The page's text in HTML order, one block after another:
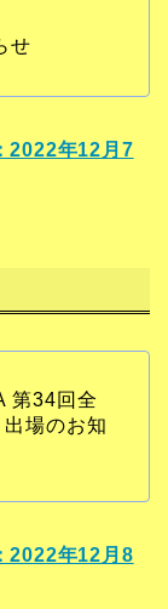
せ
2022年12月7
第34回全
場のお知
2022年12月8